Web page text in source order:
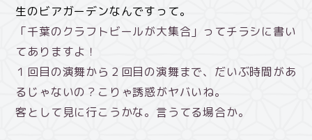
生のビアガーデンなんですって。
「千葉のクラフトビールが大集合」ってチラシに書い
てありますよ！
１回目の演舞から２回目の演舞まで、だいぶ時間があ
るじゃないの？こりゃ誘惑がヤバいね。
客として見に行こうかな。言うてる場合か。